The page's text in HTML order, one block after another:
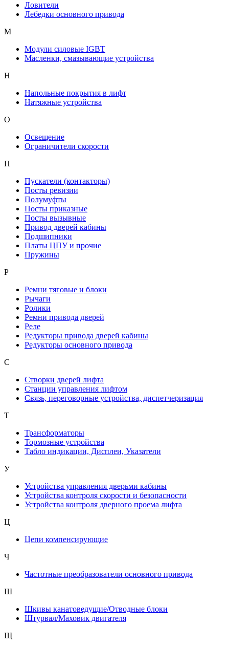
Ловители
Лебедки основного привода
М
Модули силовые IGBT
Масленки, смазывающие устройства
Н
Напольные покрытия в лифт
Натяжные устройства
О
Освещение
Ограничители скорости
П
Пускатели (контакторы)
Посты ревизии
Полумуфты
Посты приказные
Посты вызывные
Привод дверей кабины
Подшипники
Платы ЦПУ и прочие
Пружины
Р
Ремни тяговые и блоки
Рычаги
Ролики
Ремни привода дверей
Реле
Редукторы привода дверей кабины
Редукторы основного привода
С
Створки дверей лифта
Станции управления лифтом
Связь, переговорные устройства, диспетчеризация
Т
Трансформаторы
Тормозные устройства
Табло индикации, Дисплеи, Указатели
У
Устройства управления дверьми кабины
Устройства контроля скорости и безопасности
Устройства контроля дверного проема лифта
Ц
Цепи компенсирующие
Ч
Частотные преобразователи основного привода
Ш
Шкивы канатоведущие/Отводные блоки
Штурвал/Маховик двигателя
Щ